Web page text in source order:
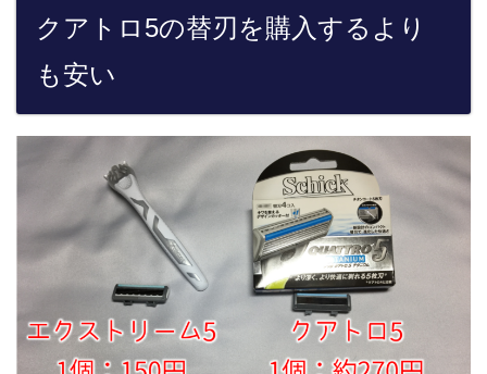
クアトロ5の替刃を購入するより
も安い